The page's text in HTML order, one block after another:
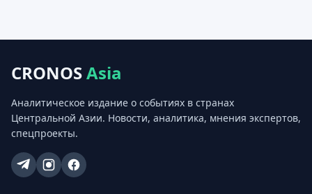
CRONOSAsia
Аналитическое издание о событиях в странах
Центральной Азии. Новости, аналитика, мнения экспертов,
спецпроекты.